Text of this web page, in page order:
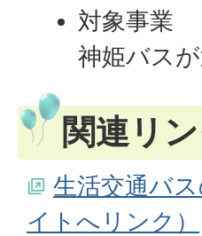
対象事業
神姫バス
関連リ
生活交通バ
イトへリンク）